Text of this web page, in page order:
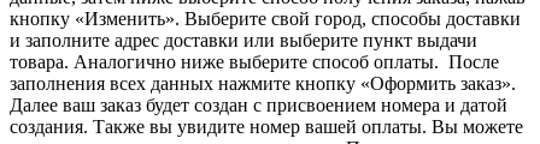
кнопку «Изменить». Выберите свой город, способы доставки
и заполните адрес доставки или выберите пункт выдачи
товара. Аналогично ниже выберите способ оплаты. После
заполнения всех данных нажмите кнопку «Оформить заказ».
Далее ваш заказ будет создан с присвоением номера и датой
создания. Также вы увидите номер вашей оплаты. Вы можете